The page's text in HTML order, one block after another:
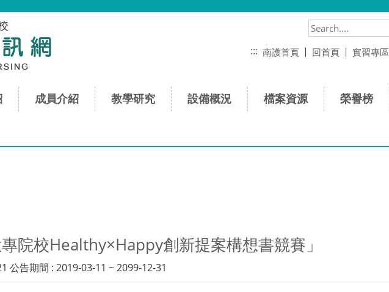
::: 南護首頁 回首頁 實習專區
成員介紹 教學研究 設備概況 檔案資源 榮譽榜
院校Healthy×Happy創新提案構想書競賽」
公告期間 : 2019-03-11 ~ 2099-12-31